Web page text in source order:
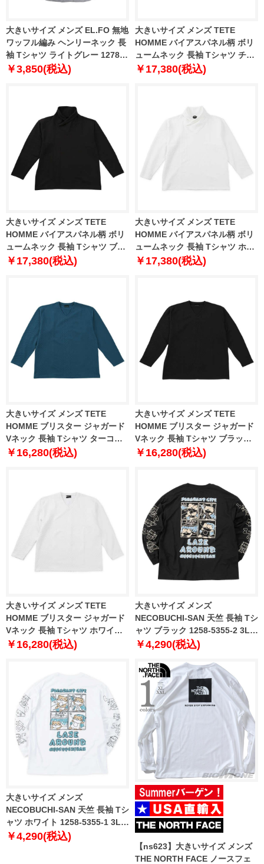
大きいサイズ メンズ EL.FO 無地
ワッフル編み ヘンリーネック 長
袖 Tシャツ ライトグレー 1278-
5680-1 3L 4L 5L 6L
￥3,850(税込)
大きいサイズ メンズ TETE
HOMME バイアスパネル柄 ボリ
ュームネック 長袖 Tシャツ チャ
コール 1278-5646-3 3L 4L 5L
￥17,380(税込)
大きいサイズ メンズ TETE
HOMME バイアスパネル柄 ボリ
ュームネック 長袖 Tシャツ ブラ
ック 1278-5646-2 3L 4L 5L 6L
￥17,380(税込)
大きいサイズ メンズ TETE
HOMME バイアスパネル柄 ボリ
ュームネック 長袖 Tシャツ ホワ
イト 1278-5646-1 3L 4L 5L 6L
￥17,380(税込)
大きいサイズ メンズ TETE
HOMME ブリスター ジャガード
Vネック 長袖 Tシャツ ターコイ
ズ 1278-5645-3 3L 4L 5L 6L
￥16,280(税込)
大きいサイズ メンズ TETE
HOMME ブリスター ジャガード
Vネック 長袖 Tシャツ ブラック
1278-5645-2 3L 4L 5L 6L
￥16,280(税込)
大きいサイズ メンズ TETE
HOMME ブリスター ジャガード
Vネック 長袖 Tシャツ ホワイト
1278-5645-1 3L 4L 5L 6L
￥16,280(税込)
大きいサイズ メンズ
NECOBUCHI-SAN 天竺 長袖 Tシ
ャツ ブラック 1258-5355-2 3L
4L 5L 6L 8L
￥4,290(税込)
大きいサイズ メンズ
NECOBUCHI-SAN 天竺 長袖 Tシ
ャツ ホワイト 1258-5355-1 3L
4L 5L 6L 8L
￥4,290(税込)
【ns623】大きいサイズ メンズ
THE NORTH FACE ノースフェ